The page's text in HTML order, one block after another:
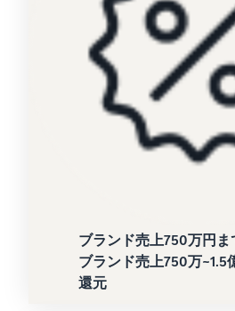
ブランド売上750万円ま
ブランド売上750万~1.5
還元